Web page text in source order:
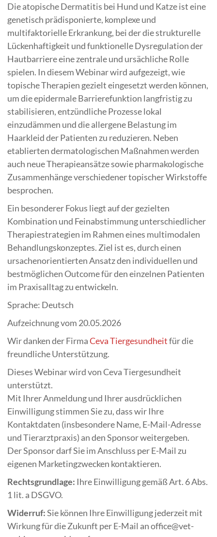
Die atopische Dermatitis bei Hund und Katze ist eine
genetisch prädisponierte, komplexe und
multifaktorielle Erkrankung, bei der die strukturelle
Lückenhaftigkeit und funktionelle Dysregulation der
Hautbarriere eine zentrale und ursächliche Rolle
spielen. In diesem Webinar wird aufgezeigt, wie
topische Therapien gezielt eingesetzt werden können,
um die epidermale Barrierefunktion langfristig zu
stabilisieren, entzündliche Prozesse lokal
einzudämmen und die allergene Belastung im
Haarkleid der Patienten zu reduzieren. Neben
etablierten dermatologischen Maßnahmen werden
auch neue Therapieansätze sowie pharmakologische
Zusammenhänge verschiedener topischer Wirkstoffe
besprochen.
Ein besonderer Fokus liegt auf der gezielten
Kombination und Feinabstimmung unterschiedlicher
Therapiestrategien im Rahmen eines multimodalen
Behandlungskonzeptes. Ziel ist es, durch einen
ursachenorientierten Ansatz den individuellen und
bestmöglichen Outcome für den einzelnen Patienten
im Praxisalltag zu entwickeln.
Sprache: Deutsch
Aufzeichnung vom 20.05.2026
Wir danken der FirmaCeva Tiergesundheitfür die
freundliche Unterstützung.
Dieses Webinar wird von Ceva Tiergesundheit
unterstützt.
Mit Ihrer Anmeldung und Ihrer ausdrücklichen
Einwilligung stimmen Sie zu, dass wir Ihre
Kontaktdaten (insbesondere Name, E-Mail-Adresse
und Tierarztpraxis) an den Sponsor weitergeben.
Der Sponsor darf Sie im Anschluss per E-Mail zu
eigenen Marketingzwecken kontaktieren.
Rechtsgrundlage: Ihre Einwilligung gemäß Art. 6 Abs.
1 lit. a DSGVO.
Widerruf:Sie können Ihre Einwilligung jederzeit mit
Wirkung für die Zukunft per E-Mail an office@vet-